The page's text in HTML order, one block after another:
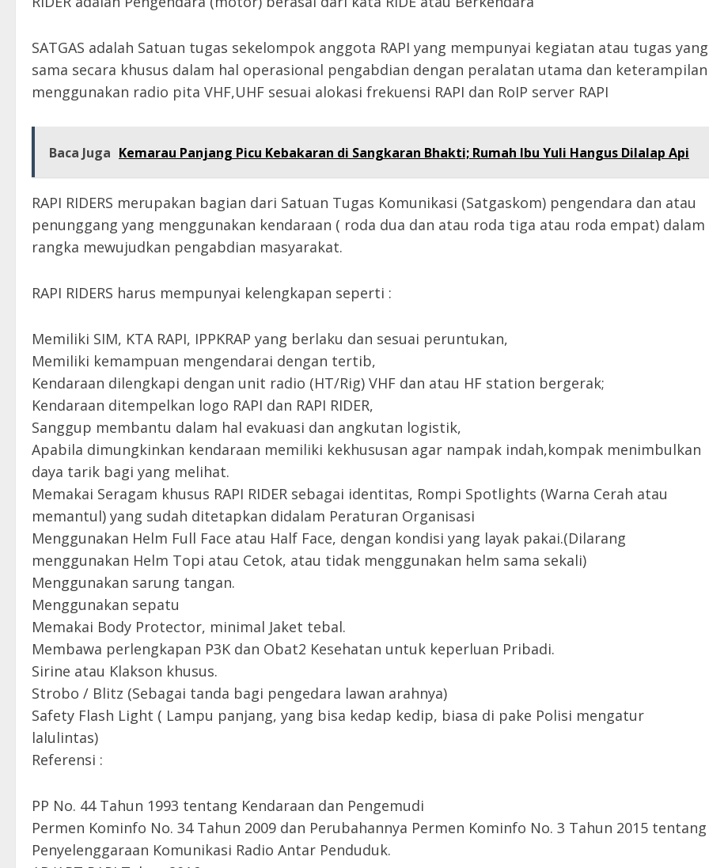
SATGAS adalah Satuan tugas sekelompok anggota RAPI yang mempunyai kegiatan atau tugas yang
sama secara khusus dalam hal operasional pengabdian dengan peralatan utama dan keterampilan
menggunakan radio pita VHF,UHF sesuai alokasi frekuensi RAPI dan RoIP server RAPI
Baca Juga Kemarau Panjang Picu Kebakaran di Sangkaran Bhakti; Rumah Ibu Yuli Hangus Dilalap Api
RAPI RIDERS merupakan bagian dari Satuan Tugas Komunikasi (Satgaskom) pengendara dan atau
penunggang yang menggunakan kendaraan ( roda dua dan atau roda tiga atau roda empat) dalam
rangka mewujudkan pengabdian masyarakat.
RAPI RIDERS harus mempunyai kelengkapan seperti :
Memiliki SIM, KTA RAPI, IPPKRAP yang berlaku dan sesuai peruntukan,
Memiliki kemampuan mengendarai dengan tertib,
Kendaraan dilengkapi dengan unit radio (HT/Rig) VHF dan atau HF station bergerak;
Kendaraan ditempelkan logo RAPI dan RAPI RIDER,
Sanggup membantu dalam hal evakuasi dan angkutan logistik,
Apabila dimungkinkan kendaraan memiliki kekhususan agar nampak indah,kompak menimbulkan
daya tarik bagi yang melihat.
Memakai Seragam khusus RAPI RIDER sebagai identitas, Rompi Spotlights (Warna Cerah atau
memantul) yang sudah ditetapkan didalam Peraturan Organisasi
Menggunakan Helm Full Face atau Half Face, dengan kondisi yang layak pakai.(Dilarang
menggunakan Helm Topi atau Cetok, atau tidak menggunakan helm sama sekali)
Menggunakan sarung tangan.
Menggunakan sepatu
Memakai Body Protector, minimal Jaket tebal.
Membawa perlengkapan P3K dan Obat2 Kesehatan untuk keperluan Pribadi.
Sirine atau Klakson khusus.
Strobo / Blitz (Sebagai tanda bagi pengedara lawan arahnya)
Safety Flash Light ( Lampu panjang, yang bisa kedap kedip, biasa di pake Polisi mengatur
lalulintas)
Referensi :
PP No. 44 Tahun 1993 tentang Kendaraan dan Pengemudi
Permen Kominfo No. 34 Tahun 2009 dan Perubahannya Permen Kominfo No. 3 Tahun 2015 tentang
Penyelenggaraan Komunikasi Radio Antar Penduduk.